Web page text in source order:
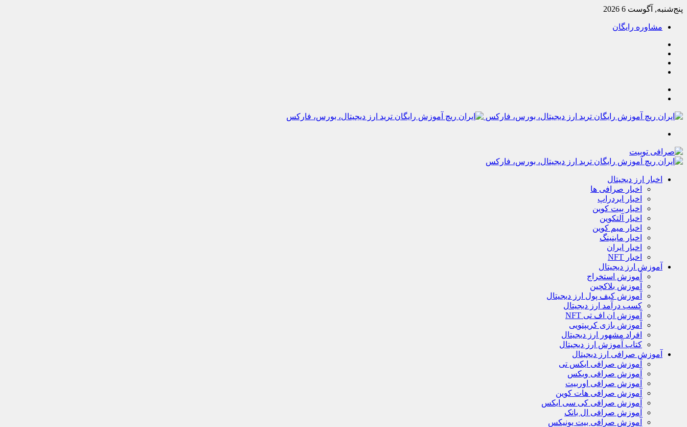
پنج‌شنبه, آگوست 6 2026
مشاوره رایگان
اخبار ارز دیجیتال
اخبار صرافی ها
اخبار ایردراپ
اخبار بیت کوین
اخبار آلتکوین
اخبار میم کوین
اخبار ماینینگ
اخبار ایران
اخبار NFT
آموزش ارز دیجیتال
آموزش استخراج
آموزش بلاکچین
آموزش کیف پول ارز دیجیتال
کسب درآمد ارز دیجیتال
آموزش ان اف تی NFT
آموزش بازی کریپتویی
افراد مشهور ارز دیجیتال
کتاب آموزش ارز دیجیتال
آموزش صرافی ارز دیجیتال
آموزش صرافی ایکس تی
آموزش صرافی ویکس
آموزش صرافی اوربیت
آموزش صرافی هات کوین
آموزش صرافی کی سی ایکس
آموزش صرافی ال بانک
آموزش صرافی بیت یونیکس